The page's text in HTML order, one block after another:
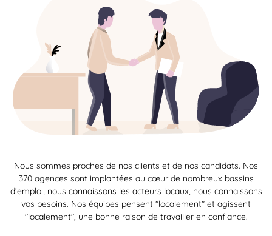
Nous sommes proches de nos clients et de nos candidats. Nos
370 agences sont implantées au cœur de nombreux bassins
d’emploi, nous connaissons les acteurs locaux, nous connaissons
vos besoins. Nos équipes pensent "localement" et agissent
"localement", une bonne raison de travailler en confiance.